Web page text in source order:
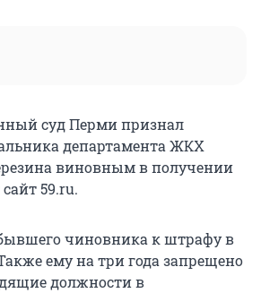
суд Перми признал
департамента ЖКХ
виновным в получении
59.ru.
чиновника к штрафу в
ему на три года запрещено
должности в